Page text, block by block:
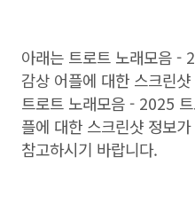
아래는 트로트 노래모음 -
감상 어플에 대한 스크린
트로트 노래모음 - 2025
플에 대한 스크린샷 정보
참고하시기 바랍니다.